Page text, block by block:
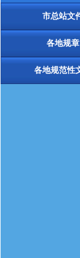
市总站文
各地规章
各地规范性